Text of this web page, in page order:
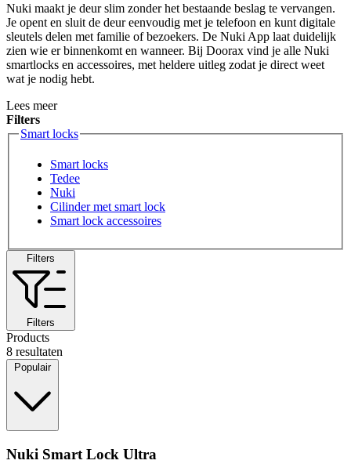
Nuki maakt je deur slim zonder het bestaande beslag te vervangen.
Je opent en sluit de deur eenvoudig met je telefoon en kunt digitale
sleutels delen met familie of bezoekers. De Nuki App laat duidelijk
zien wie er binnenkomt en wanneer. Bij Doorax vind je alle Nuki
smartlocks en accessoires, met heldere uitleg zodat je direct weet
wat je nodig hebt.
Lees meer
Filters
Smart locks
Smart locks
Tedee
Nuki
Cilinder met smart lock
Smart lock accessoires
Filters
Filters
Products
8 resultaten
Populair
Nuki Smart Lock Ultra